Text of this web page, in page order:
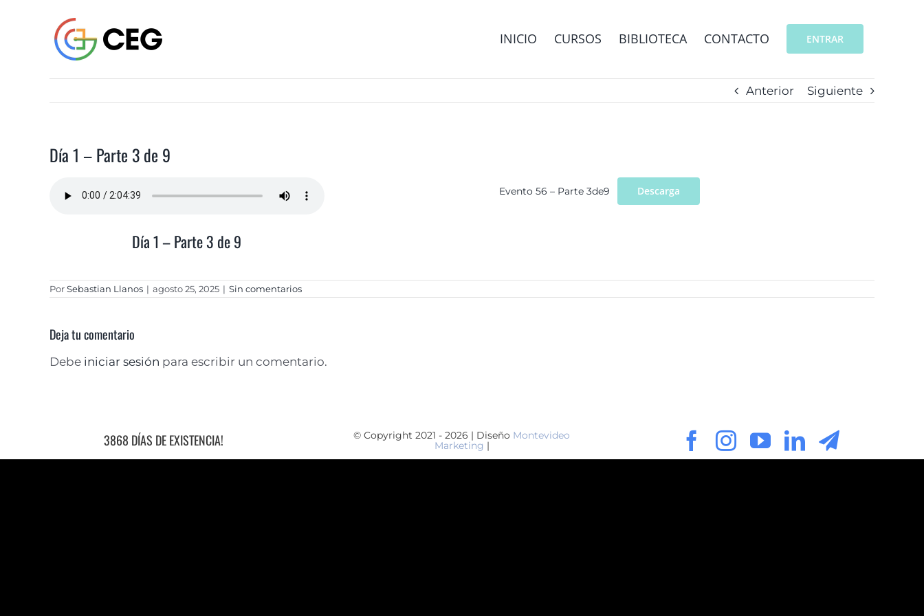
contenido
INICIO CURSOS BIBLIOTECA CONTACTO ENTRAR
Anterior Siguiente
Día 1 – Parte 3 de 9
Día 1 – Parte 3 de 9
Evento 56 – Parte 3de9 Descarga
PorSebastian Llanos | agosto 25, 2025 | Sin comentarios
Deja tu comentario
Debe iniciar sesión para escribir un comentario.
3868 DÍAS DE EXISTENCIA! © Copyright 2021 - 2026 | Diseño Montevideo
Marketing |